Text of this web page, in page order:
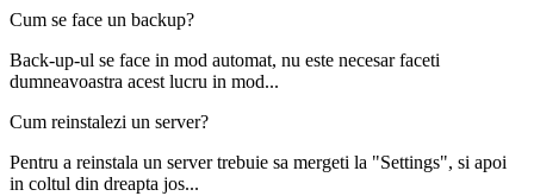
Cum se face un backup?
Back-up-ul se face in mod automat, nu este necesar faceti
dumneavoastra acest lucru in mod...
Cum reinstalezi un server?
Pentru a reinstala un server trebuie sa mergeti la "Settings", si apoi
in coltul din dreapta jos...